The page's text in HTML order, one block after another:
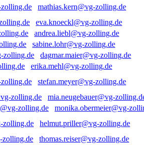
mathias.kern@vg-zolling.de
eva.knoeckl@vg-zolling.de
andrea.liebl@vg-zolling.de
sabine.lohr@vg-zolling.de
dagmar.maier@vg-zolling.de
erika.mehl@vg-zolling.de
stefan.meyer@vg-zolling.de
mia.neugebauer@vg-
monika.obermeier@vg-
helmut.priller@vg-zolling.de
thomas.reiser@vg-zolling.de